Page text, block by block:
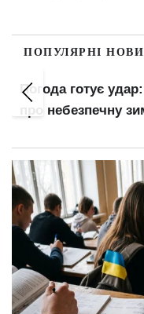
ПОПУЛЯРНІ
Погода готує
про небезпечну